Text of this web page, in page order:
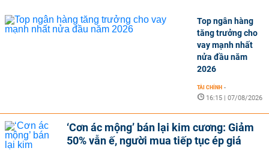
Top ngân hàng
tăng trưởng cho
vay mạnh nhất
nửa đầu năm
2026
TÀI CHÍNH -
16:15 | 07/08/2026
‘Cơn ác mộng’ bán lại kim cương: Giảm
50% vẫn ế, người mua tiếp tục ép giá